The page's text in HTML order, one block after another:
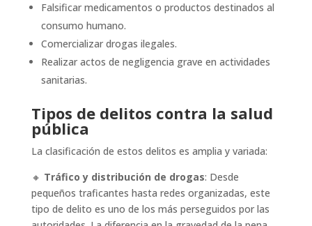
Falsificar medicamentos o productos destinados al
consumo humano.
Comercializar drogas ilegales.
Realizar actos de negligencia grave en actividades
sanitarias.
Tipos de delitos contra la salud
pública
La clasificación de estos delitos es amplia y variada:
🔸 Tráfico y distribución de drogas: Desde
pequeños traficantes hasta redes organizadas, este
tipo de delito es uno de los más perseguidos por las